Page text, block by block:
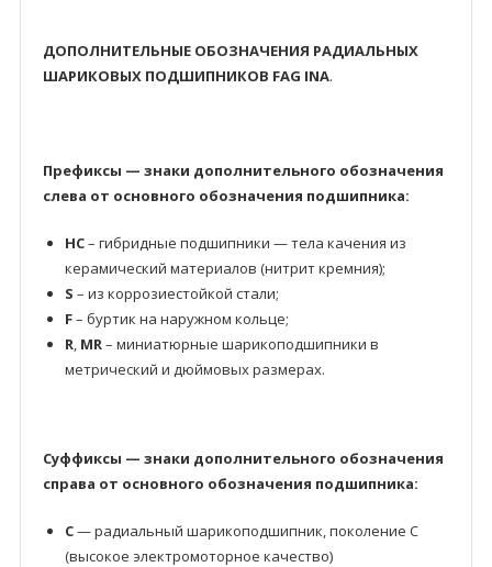
ДОПОЛНИТЕЛЬНЫЕ ОБОЗНАЧЕНИЯ РАДИАЛЬНЫХ
ШАРИКОВЫХ ПОДШИПНИКОВ FAG INA.
Префиксы — знаки дополнительного обозначения
слева от основного обозначения подшипника:
HC– гибридные подшипники — тела качения из
керамический материалов (нитрит кремния);
S – из коррозиестойкой стали;
F– буртик на наружном кольце;
R, MR– миниатюрные шарикоподшипники в
метрический и дюймовых размерах.
Суффиксы — знаки дополнительного обозначения
справа от основного обозначения подшипника:
C— радиальный шарикоподшипник, поколение C
(высокое электромоторное качество)